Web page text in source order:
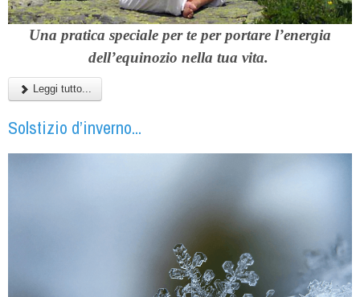
Una pratica speciale per te per portare l’energia
dell’equinozio nella tua vita.
Leggi tutto...
Solstizio d’inverno...